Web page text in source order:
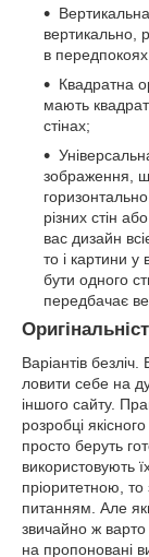
вертикально,
в
Квадратна
мають
стінах;
зображення,
різних стін
вас дизайн
то і картини у
бути одного
передбачає
Варіантів
ловити себе на
іншого сайту.
розробці
просто беруть
використовують
пріоритетною,
питанням. Але
звичайно ж варто
на пропоновані